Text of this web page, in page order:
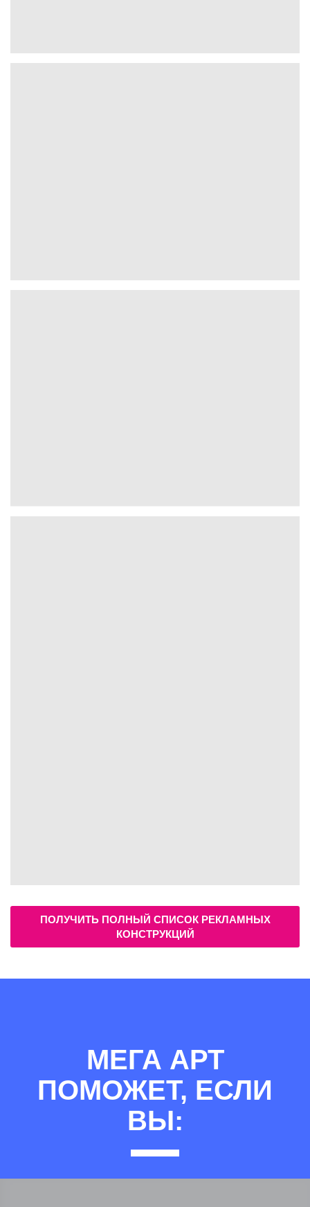
ПОЛУЧИТЬ ПОЛНЫЙ СПИСОК РЕКЛАМНЫХ
КОНСТРУКЦИЙ
МЕГА АРТ
ПОМОЖЕТ, ЕСЛИ
ВЫ: